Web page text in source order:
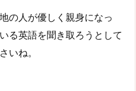
の人が優しく親身になっ
る英語を聞き取ろうとして
いね。